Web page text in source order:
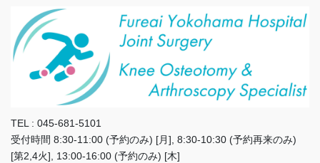
TEL : 045-681-5101
受付時間 8:30-11:00 (予約のみ) [月], 8:30-10:30 (予約再来のみ)
[第2,4火], 13:00-16:00 (予約のみ) [木]